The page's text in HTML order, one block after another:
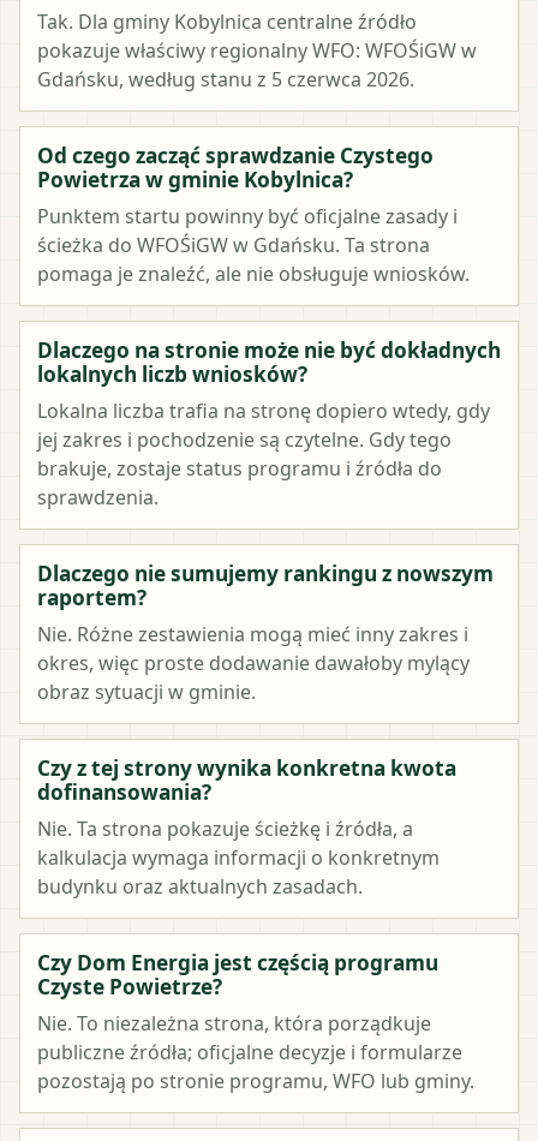
Tak. Dla gminy Kobylnica centralne źródło
pokazuje właściwy regionalny WFO: WFOŚiGW w
Gdańsku, według stanu z 5 czerwca 2026.
Od czego zacząć sprawdzanie Czystego
Powietrza w gminie Kobylnica?
Punktem startu powinny być oficjalne zasady i
ścieżka do WFOŚiGW w Gdańsku. Ta strona
pomaga je znaleźć, ale nie obsługuje wniosków.
Dlaczego na stronie może nie być dokładnych
lokalnych liczb wniosków?
Lokalna liczba trafia na stronę dopiero wtedy, gdy
jej zakres i pochodzenie są czytelne. Gdy tego
brakuje, zostaje status programu i źródła do
sprawdzenia.
Dlaczego nie sumujemy rankingu z nowszym
raportem?
Nie. Różne zestawienia mogą mieć inny zakres i
okres, więc proste dodawanie dawałoby mylący
obraz sytuacji w gminie.
Czy z tej strony wynika konkretna kwota
dofinansowania?
Nie. Ta strona pokazuje ścieżkę i źródła, a
kalkulacja wymaga informacji o konkretnym
budynku oraz aktualnych zasadach.
Czy Dom Energia jest częścią programu
Czyste Powietrze?
Nie. To niezależna strona, która porządkuje
publiczne źródła; oficjalne decyzje i formularze
pozostają po stronie programu, WFO lub gminy.